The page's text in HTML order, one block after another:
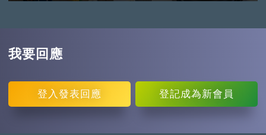
我要回應
登入 發表回應 登記成為新會員